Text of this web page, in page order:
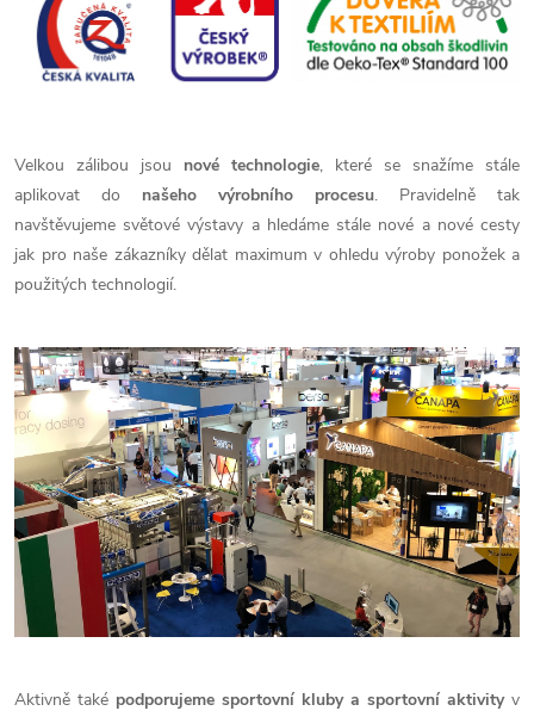
Velkou zálibou jsou nové technologie, které se snažíme stále
aplikovat do našeho výrobního procesu. Pravidelně tak
navštěvujeme světové výstavy a hledáme stále nové a nové cesty
jak pro naše zákazníky dělat maximum v ohledu výroby ponožek a
použitých technologií.
Aktivně také podporujeme sportovní kluby a sportovní aktivityv